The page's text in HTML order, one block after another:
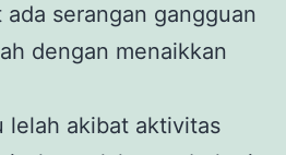
ada serangan gangguan
dengan menaikkan
lelah akibat aktivitas